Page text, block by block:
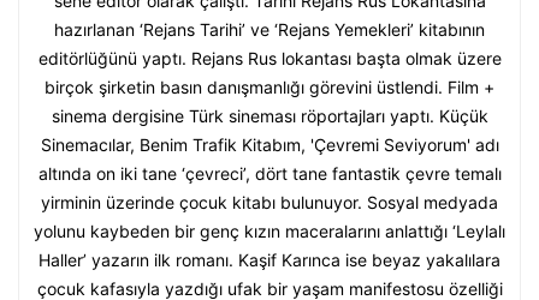
hazırlanan ‘Rejans Tarihi’ ve ‘Rejans Yemekleri’ kitabının
editörlüğünü yaptı. Rejans Rus lokantası başta olmak üzere
birçok şirketin basın danışmanlığı görevini üstlendi. Film +
sinema dergisine Türk sineması röportajları yaptı. Küçük
Sinemacılar, Benim Trafik Kitabım, 'Çevremi Seviyorum' adı
altında on iki tane ‘çevreci’, dört tane fantastik çevre temalı
yirminin üzerinde çocuk kitabı bulunuyor. Sosyal medyada
yolunu kaybeden bir genç kızın maceralarını anlattığı ‘Leylalı
Haller’ yazarın ilk romanı. Kaşif Karınca ise beyaz yakalılara
çocuk kafasıyla yazdığı ufak bir yaşam manifestosu özelliği